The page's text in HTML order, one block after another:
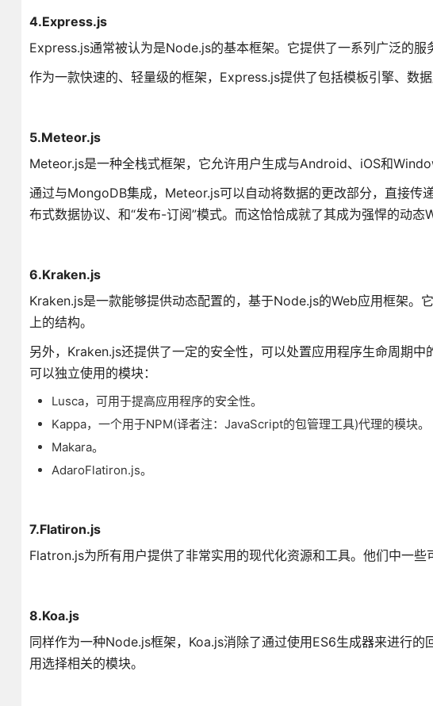
4.Express.js
Express.js通常被认为是Node.js的基本框架。它提供了一系列广泛的服
作为一款快速的、轻量级的框架，Express.js提供了包括模板引擎、数
5.Meteor.js
Meteor.js是一种全栈式框架，它允许用户生成与Android、iOS和
通过与MongoDB集成，Meteor.js可以自动将数据的更改部分，直接传
布式数据协议、和“发布-订阅”模式。而这恰恰成就了其成为强悍的动态
6.Kraken.js
Kraken.js是一款能够提供动态配置的，基于Node.js的Web应用框架
上的结构。
另外，Kraken.js还提供了一定的安全性，可以处置应用程序生命周期
可以独立使用的模块：
Lusca，可用于提高应用程序的安全性。
Kappa，一个用于NPM(译者注：JavaScript的包管理工具)代理的模块。
Makara。
AdaroFlatiron.js。
7.Flatiron.js
Flatron.js为所有用户提供了非常实用的现代化资源和工具。他们中一些
8.Koa.js
同样作为一种Node.js框架，Koa.js消除了通过使用ES6生成器来进行
用选择相关的模块。